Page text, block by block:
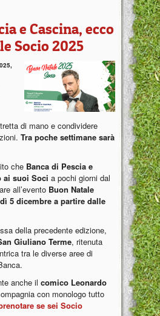
e Cascina, ecco
Socio 2025
di mano e condividere
Tra poche settimane sarà
che Banca di Pescia e
ai suoi Soci a pochi giorni dal
all’evento Buon Natale
5 dicembre a partire dalle
della precedente edizione,
Giuliano Terme, ritenuta
tra le diverse aree di
anche il comico Leonardo
con monologo tutto
se sei Socio